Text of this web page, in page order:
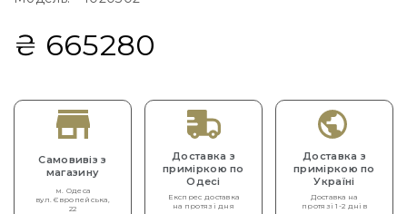
₴ 665280
Самовивіз з
магазину
м. Одеса
вул. Європейська,
22
Доставка з
приміркою по
Одесі
Експрес доставка
на протязі дня
Доставка з
приміркою по
Україні
Доставка на
протязі 1-2 днів